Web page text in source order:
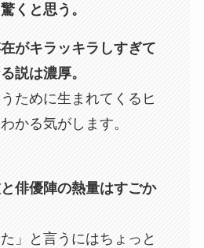
くと思う。
がキラッキラしすぎて
説は濃厚。
ために生まれてくるヒ
かる気がします。
俳優陣の熱量はすごか
」と言うにはちょっと